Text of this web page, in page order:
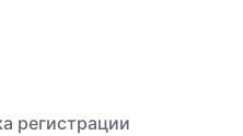
регистрации